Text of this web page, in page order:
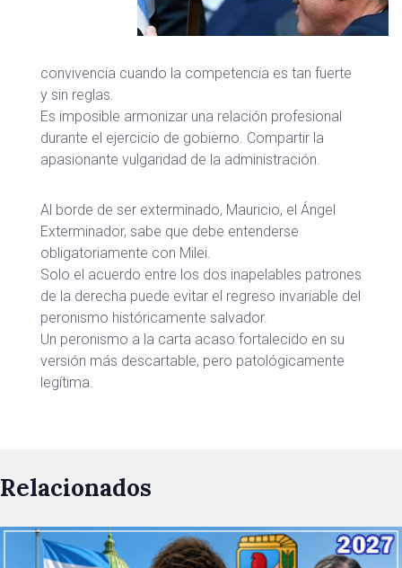
convivencia cuando la competencia es tan fuerte
y sin reglas.
Es imposible armonizar una relación profesional
durante el ejercicio de gobierno. Compartir la
apasionante vulgaridad de la administración.
Al borde de ser exterminado, Mauricio, el Ángel
Exterminador, sabe que debe entenderse
obligatoriamente con Milei.
Solo el acuerdo entre los dos inapelables patrones
de la derecha puede evitar el regreso invariable del
peronismo históricamente salvador.
Un peronismo a la carta acaso fortalecido en su
versión más descartable, pero patológicamente
legítima.
Relacionados